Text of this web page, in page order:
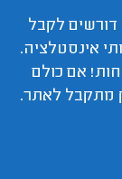
לקבל
אינסטלציה.
לכל הפחות! אם כולם
מתקבל לאתר.